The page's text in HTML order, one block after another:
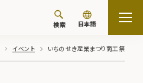
検索 日本語
イベント いちのせき産業まつり商工祭